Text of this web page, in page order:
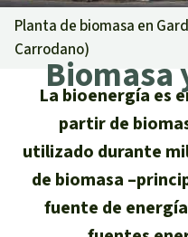
Info
Temas
Salva la
Salva la
Acerca
40
Español
Urgen
Preguntas
Donar
Donar
Planta de biomasa en
Carrodano)
Biomasa
La bioenergía es
partir de
utilizado durante
de biomasa
fuente de